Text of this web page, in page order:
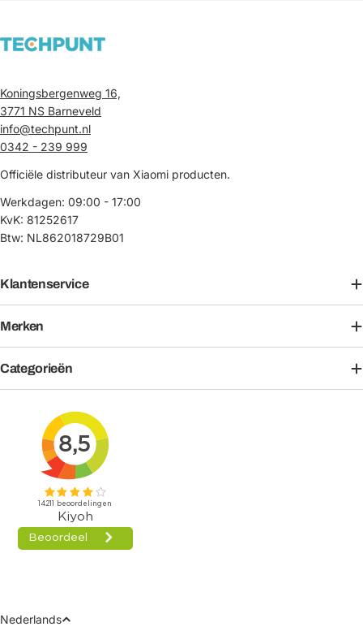
Koningsbergenweg 16,
3771 NS Barneveld
info@techpunt.nl
0342 - 239 999
Officiële distributeur van Xiaomi producten.
Werkdagen: 09:00 - 17:00
KvK: 81252617
Btw: NL862018729B01
Klantenservice
Merken
Categorieën
Taal
Nederlands